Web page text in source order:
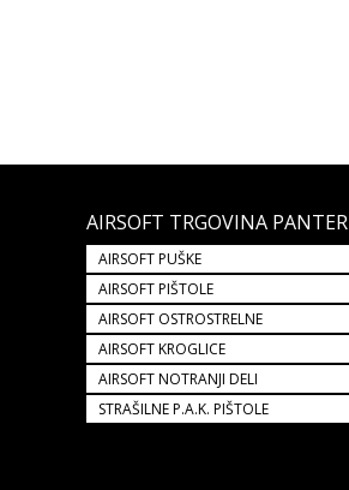
AIRSOFT TRGOVINA PANTER
AIRSOFT PUŠKE
AIRSOFT PIŠTOLE
AIRSOFT OSTROSTRELNE
AIRSOFT KROGLICE
AIRSOFT NOTRANJI DELI
STRAŠILNE P.A.K. PIŠTOLE